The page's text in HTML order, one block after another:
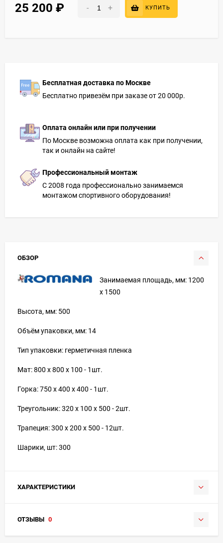
25 200 - + КУПИТЬ
Бесплатная доставка по Москве
Бесплатно привезём при заказе от 20 000р.
Оплата онлайн или при получении
По Москве возможна оплата как при получении,
так и онлайн на сайте!
Профессиональный монтаж
С 2008 года профессионально занимаемся
монтажом спортивного оборудования!
ОБЗОР
Занимаемая площадь, мм: 1200
x 1500
Высота, мм: 500
Объём упаковки, мм: 14
Тип упаковки: герметичная пленка
Мат: 800 х 800 х 100 - 1шт.
Горка: 750 х 400 х 400 - 1шт.
Треугольник: 320 х 100 х 500 - 2шт.
Трапеция: 300 х 200 х 500 - 12шт.
Шарики, шт: 300
ХАРАКТЕРИСТИКИ
ОТЗЫВЫ 0